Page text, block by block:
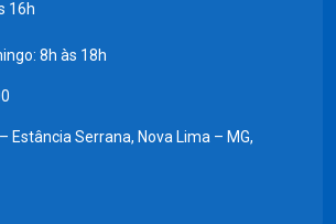
16h
8h às 18h
Estância Serrana, Nova Lima – MG,